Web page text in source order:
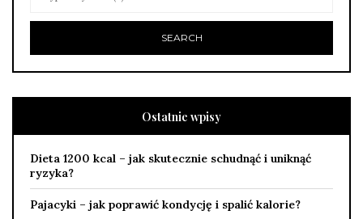
Ostatnie wpisy
Dieta 1200 kcal – jak skutecznie schudnąć i uniknąć
ryzyka?
Pajacyki – jak poprawić kondycję i spalić kalorie?